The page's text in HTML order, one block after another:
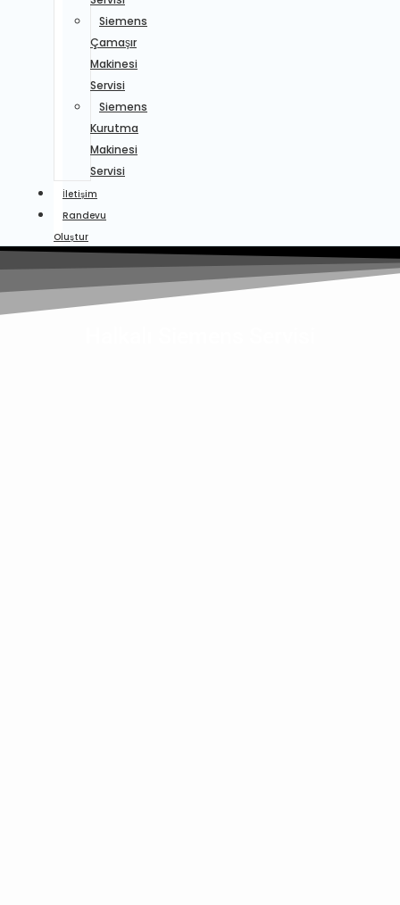
Siemens
Çamaşır
Makinesi
Servisi
Siemens
Kurutma
Makinesi
Servisi
İletişim
Randevu
Oluştur